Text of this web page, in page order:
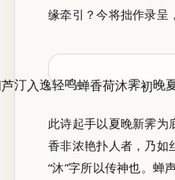
缘牵引？今将拙作录呈
此诗起手以夏晚新霁为
香非浓艳扑人者，乃
“沐”字所以传神也。蝉